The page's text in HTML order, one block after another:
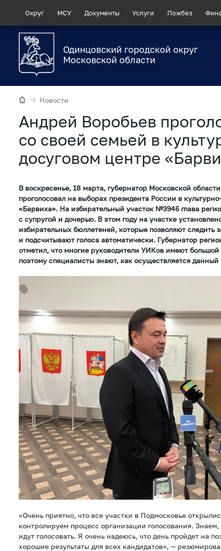
Округ МСУ Документы Услуги Пожбез
Одинцовский городской округ
Московской области
Новости
Андрей Воробьев
со своей семьей в
досуговом центре
В воскресенье, 18 марта, губернатор Московской
проголосовал на выборах президента России в
«Барвиха». На избирательный участок №3946 глава
с супругой и дочерью. В этом году на участке
избирательных бюллетеней, которые позволяют следить
и подсчитывают голоса автоматически. Губернатор
отметил, что многие руководители УИКов имеют
поэтому специалисты знают, как осуществляется данный
«Очень приятно, что все участки в Подмосковье
контролируем процесс организации голосования.
идут голосовать. Я очень надеюсь, что день пройдет на
хорошие результаты для всех кандидатов», —